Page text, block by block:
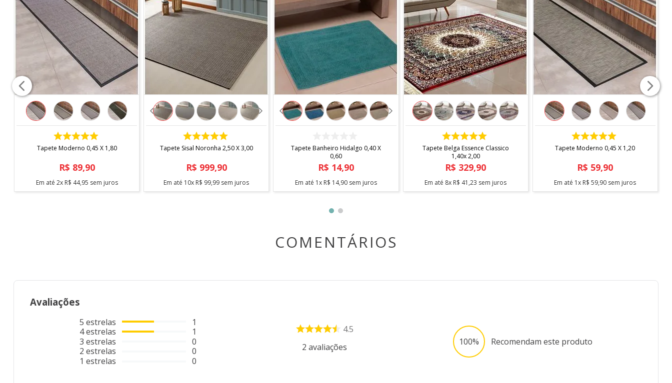
- 1,80 m x 3,00
CONTÉM
- 1 unidade
*imagem meramente ilustrativa
COMPRAR
Tapete Moderno 0,45 X 1,80
R$ 89,90
Em até 2x R$ 44,95 sem juros
COMPRAR
Tapete Sisal Noronha 2,50 X 3,00
R$ 999,90
Em até 10x R$ 99,99 sem juros
Tapete Banheiro Hidalgo 0,40 X
0,60
R$ 14,90
Em até 1x R$ 14,90 sem juros
COMPRAR
Tapete Belga Essence Classico
1,40x 2,00
R$ 329,90
Em até 8x R$ 41,23 sem juros
COMPRAR
Tapete Moderno 0,45 X 1,20
R$ 59,90
Em até 1x R$ 59,90 sem juros
COMENTÁRIOS
Avaliações
5 estrelas
4estrelas
3 estrelas
2 estrelas
1 estrelas
1
1
0
0
0
4.5
2 avaliações 100% Recomendam este produto